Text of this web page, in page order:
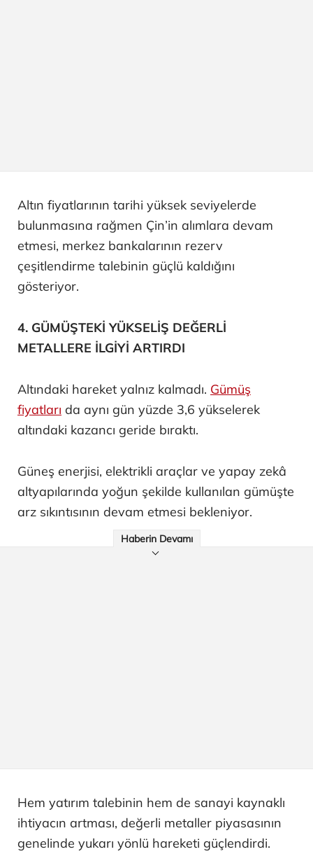
Altın fiyatlarının tarihi yüksek seviyelerde
bulunmasına rağmen Çin’in alımlara devam
etmesi, merkez bankalarının rezerv
çeşitlendirme talebinin güçlü kaldığını
gösteriyor.
4. GÜMÜŞTEKİ YÜKSELİŞ DEĞERLİ
METALLERE İLGİYİ ARTIRDI
Altındaki hareket yalnız kalmadı. Gümüş
fiyatları da aynı gün yüzde 3,6 yükselerek
altındaki kazancı geride bıraktı.
Güneş enerjisi, elektrikli araçlar ve yapay zekâ
altyapılarında yoğun şekilde kullanılan gümüşte
arz sıkıntısının devam etmesi bekleniyor.
Haberin Devamı
Hem yatırım talebinin hem de sanayi kaynaklı
ihtiyacın artması, değerli metaller piyasasının
genelinde yukarı yönlü hareketi güçlendirdi.